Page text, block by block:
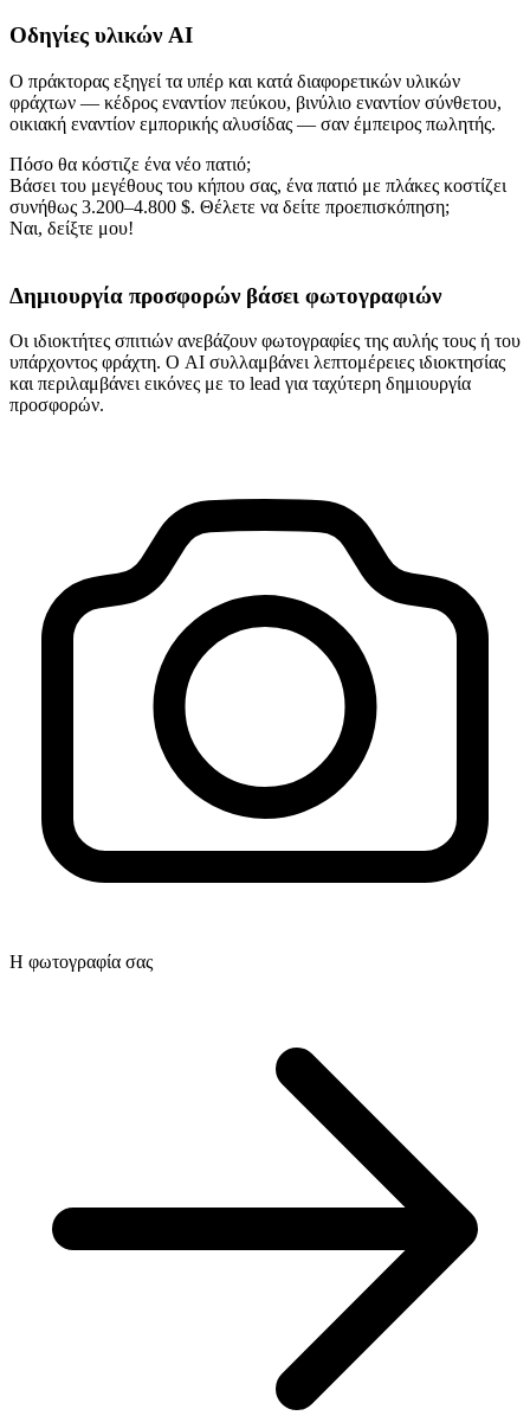
Οδηγίες υλικών AI
Ο πράκτορας εξηγεί τα υπέρ και κατά διαφορετικών υλικών
φράχτων — κέδρος εναντίον πεύκου, βινύλιο εναντίον σύνθετου,
οικιακή εναντίον εμπορικής αλυσίδας — σαν έμπειρος πωλητής.
Πόσο θα κόστιζε ένα νέο πατιό;
Βάσει του μεγέθους του κήπου σας, ένα πατιό με πλάκες κοστίζει
συνήθως 3.200–4.800 $. Θέλετε να δείτε προεπισκόπηση;
Ναι, δείξτε μου!
Δημιουργία προσφορών βάσει φωτογραφιών
Οι ιδιοκτήτες σπιτιών ανεβάζουν φωτογραφίες της αυλής τους ή του
υπάρχοντος φράχτη. Ο AI συλλαμβάνει λεπτομέρειες ιδιοκτησίας
και περιλαμβάνει εικόνες με το lead για ταχύτερη δημιουργία
προσφορών.
Η φωτογραφία σας